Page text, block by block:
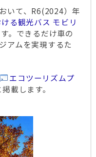
いて、R6(2024）年
る観光バス モビリ
。できるだけ車の
アムを実現するた
エコツーリズムプ
掲載します。